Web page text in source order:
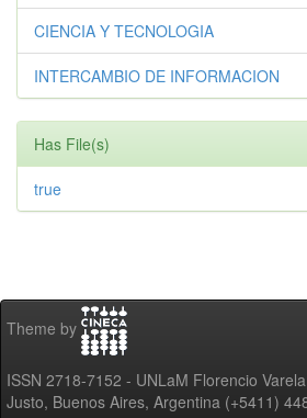
CIENCIA Y TECNOLOGIA
INTERCAMBIO DE INFORMACION
Has File(s)
true
Theme by
ISSN 2718-7152 - UNLaM Florencio
Justo, Buenos Aires, Argentina (+5411)